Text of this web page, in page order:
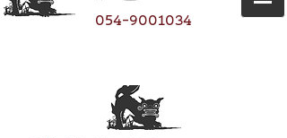
054-9001034